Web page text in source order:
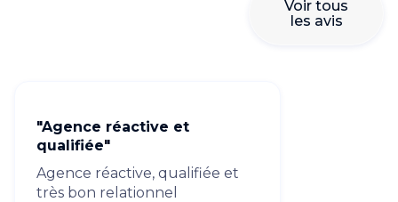
Voir tous
les avis
"Agence réactive et
qualifiée"
Agence réactive, qualifiée et
très bon relationnel